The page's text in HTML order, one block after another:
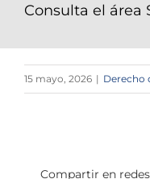
Consulta el área
15 mayo, 2026 | Derecho
Compartir en